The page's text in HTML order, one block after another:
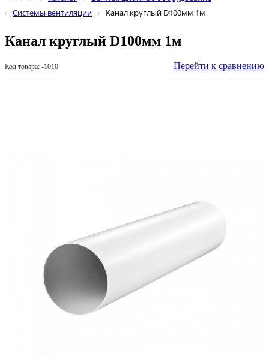
Системы вентиляции
Канал круглый D100мм 1м
Канал круглый D100мм 1м
Код товара: -1010 Перейти к сравнению